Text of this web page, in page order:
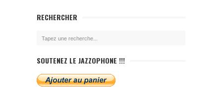
RECHERCHER
SOUTENEZ LE JAZZOPHONE !!!